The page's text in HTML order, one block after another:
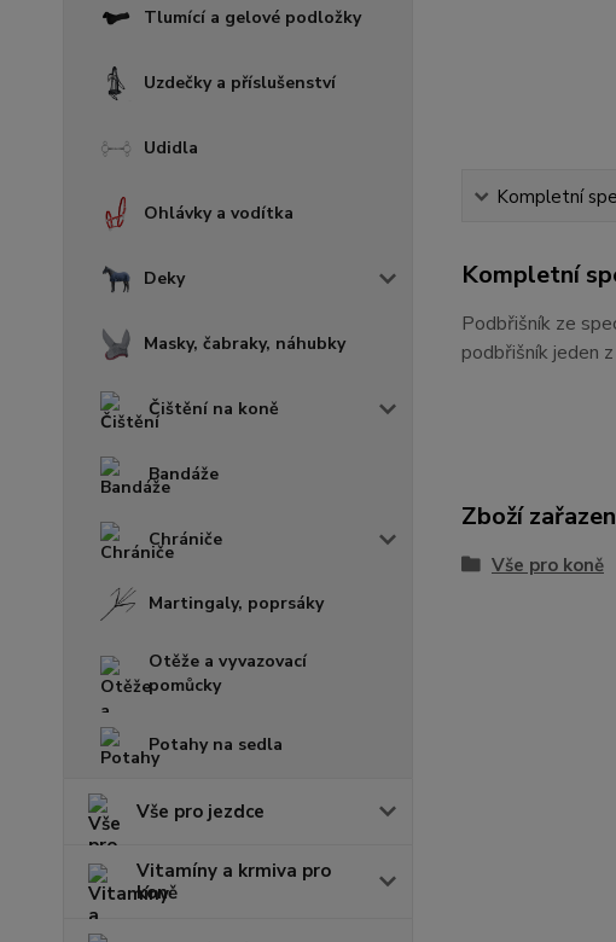
Tlumící a gelové podložky
Uzdečky a příslušenství
Udidla
Ohlávky a vodítka
Deky
Masky, čabraky, náhubky
Čištění na koně
Bandáže
Chrániče
Martingaly, poprsáky
Otěže a vyvazovací
pomůcky
Potahy na sedla
Vše pro jezdce
Vitamíny a krmiva pro
koně
Kompletní
Kompletní
Podbřišník ze
podbřišník jeden z
Zboží
Vše pro koně